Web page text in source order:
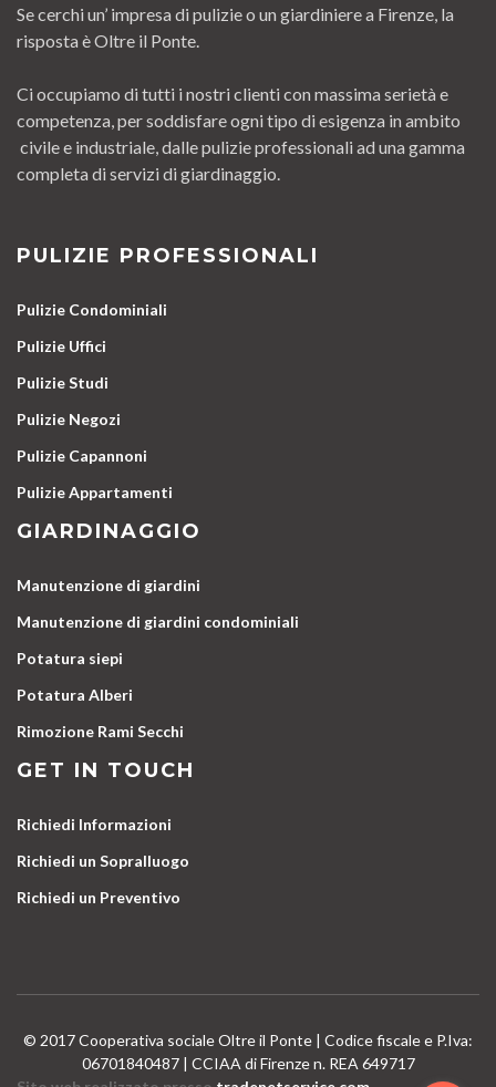
Se cerchi un’ impresa di pulizie o un giardiniere a Firenze, la
risposta è Oltre il Ponte.
Ci occupiamo di tutti i nostri clienti con massima serietà e
competenza, per soddisfare ogni tipo di esigenza in ambito
civile e industriale, dalle pulizie professionali ad una gamma
completa di servizi di giardinaggio.
PULIZIE PROFESSIONALI
Pulizie Condominiali
Pulizie Uffici
Pulizie Studi
Pulizie Negozi
Pulizie Capannoni
Pulizie Appartamenti
GIARDINAGGIO
Manutenzione di giardini
Manutenzione di giardini condominiali
Potatura siepi
Potatura Alberi
Rimozione Rami Secchi
GET IN TOUCH
Richiedi Informazioni
Richiedi un Sopralluogo
Richiedi un Preventivo
© 2017 Cooperativa sociale Oltre il Ponte | Codice fiscale e P.Iva:
06701840487 | CCIAA di Firenze n. REA 649717